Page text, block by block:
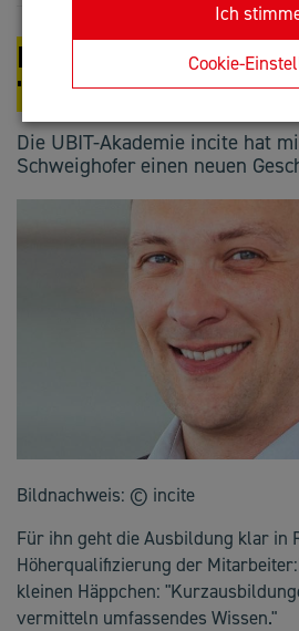
Ich
Cookie-
DIE ZUKUNFT GEHT
"MICRO LEARNING"
Die UBIT-Akademie incite hat
Schweighofer einen neuen
Bildnachweis: © incite
Für ihn geht die Ausbildung klar in
Höherqualifizierung der
kleinen Häppchen:
vermitteln umfassendes Wissen."